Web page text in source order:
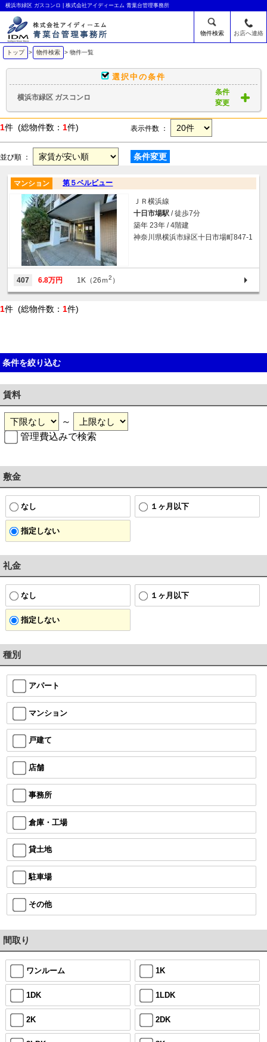
横浜市緑区 ガスコンロ | 株式会社アイディーエム 青葉台管理事務所
物件検索 お店へ連絡
トップ > 物件検索 > 物件一覧
選択中の条件
横浜市緑区 ガスコンロ
条件
変更
1件 (総物件数： 1件) 表示件数 ：
並び順 ： 条件変更
第５ベルビュー
マンション
ＪＲ横浜線
十日市場駅 / 徒歩7分
築年 23年 / 4階建
神奈川県横浜市緑区十日市場町847-1
407 6.8万円 1K（26ｍ2 ）
1件 (総物件数： 1件)
条件を絞り込む
賃料
～
管理費込みで検索
敷金
なし １ヶ月以下
指定しない
礼金
なし １ヶ月以下
指定しない
種別
アパート
マンション
戸建て
店舗
事務所
倉庫・工場
貸土地
駐車場
その他
間取り
ワンルーム 1K
1DK 1LDK
2K 2DK